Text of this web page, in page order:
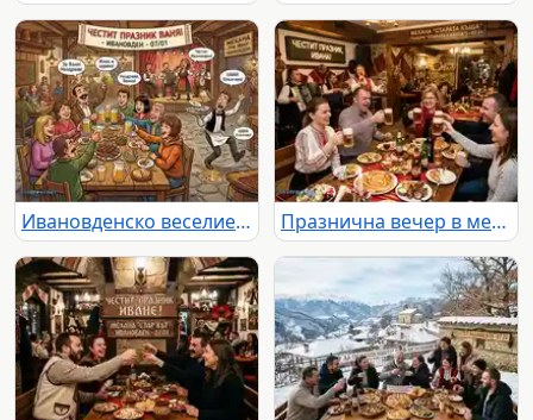
Ивановденско веселие в механа с музика, бира и забавен инцидент. Празнична вечер в механа: музика, наздравици и традиционни ястия.